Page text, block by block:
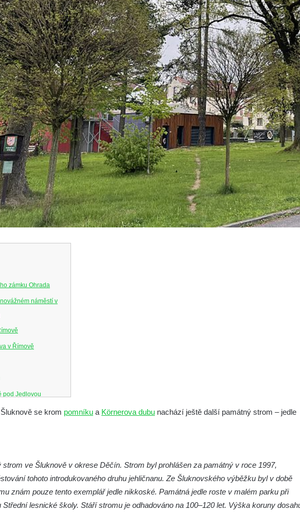
zámku Ohrada
náměstí v
v Římově
pod Jedlovou
v Karlových
čp. 160 ve
se krom pomníku a Körnerova dubu nachází ještě další památný strom – jedle
ve Šluknově v okrese Děčín. Strom byl prohlášen za památný v roce 1997,
tohoto introdukovaného druhu jehličnanu. Ze Šluknovského výběžku byl v době
znám pouze tento exemplář jedle nikkoské. Památná jedle roste v malém parku při
Střední lesnické školy. Stáří stromu je odhadováno na 100–120 let. Výška koruny